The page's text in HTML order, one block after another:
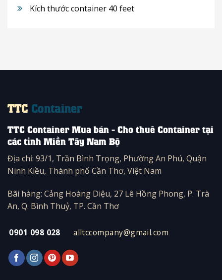
Kích thước container 40 feet
TTC Container
TTC Container Mua bán - Cho thuê Container tại
các tỉnh Miền Tây Nam Bộ
Địa chỉ: 93/1, Trần Bình Trọng, Phường An Phú, Quận
Ninh Kiều, Thành phố Cần Thơ, Việt Nam
Bãi hàng: Cảng Hoàng Diệu, 27 Lê Hồng Phong, P. Trà
An, Q. Bình Thuỷ, TP. Cần Thơ
0901 098 028 alltccompany@gmail.com